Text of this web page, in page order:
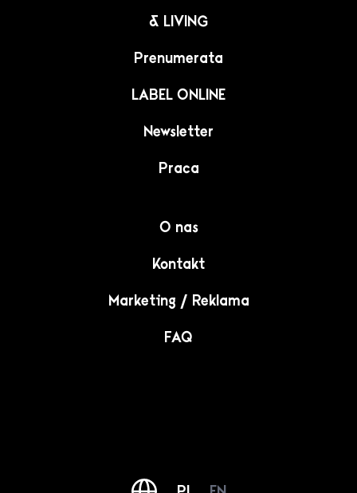
& LIVING
Prenumerata
LABEL ONLINE
Newsletter
Praca
O nas
Kontakt
Marketing / Reklama
FAQ